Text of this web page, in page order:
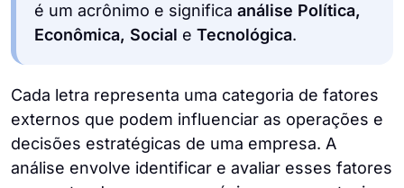
é um acrônimo e significa análise Política,
Econômica, Social e Tecnológica.
Cada letra representa uma categoria de fatores
externos que podem influenciar as operações e
decisões estratégicas de uma empresa. A
análise envolve identificar e avaliar esses fatores